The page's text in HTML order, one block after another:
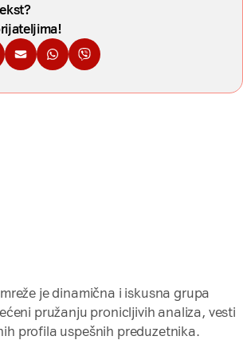
na Tviteruna Linkdinu
Podelite na imejl
Podelite na WhatsApp
Podelite na Viberu
je dinamična i iskusna grupa
pružanju pronicljivih analiza, vesti
profila uspešnih preduzetnika.